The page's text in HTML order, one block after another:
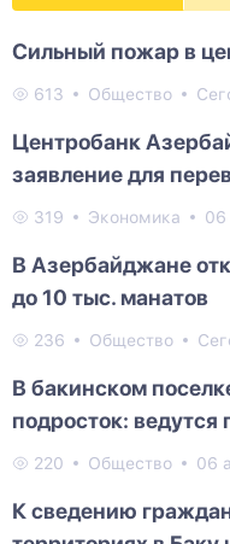
Сильный пожар в
613 Общество
Центробанк
заявление для
319 Экономика 06
В Азербайджане
до 10 тыс. манатов
236 Общество
В бакинском
подросток: ведутся
220 Общество 06
К сведению